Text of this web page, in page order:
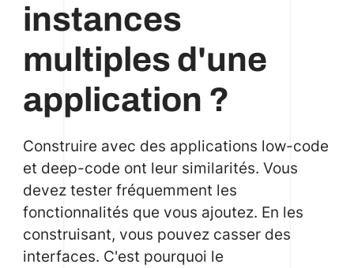
instances
multiples d'une
application ?
Construire avec des applications low-code
et deep-code ont leur similarités. Vous
devez tester fréquemment les
fonctionnalités que vous ajoutez. En les
construisant, vous pouvez casser des
interfaces. C'est pourquoi le